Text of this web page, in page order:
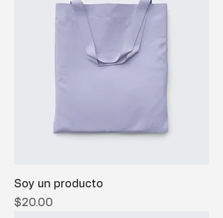
Soy un producto
Precio
$20.00